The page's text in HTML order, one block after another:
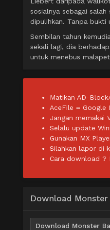
sosialnya sebagai
dipulihkan. Tanpa bukti
Sembilan tahun
sekali lagi, dia
untuk menebus
Matikan AD-
AceFile = Google
Jangan memakai
Selalu update
Gunakan MX
Silahkan lapor di
Cara download ?
Download Monster
Download Monster